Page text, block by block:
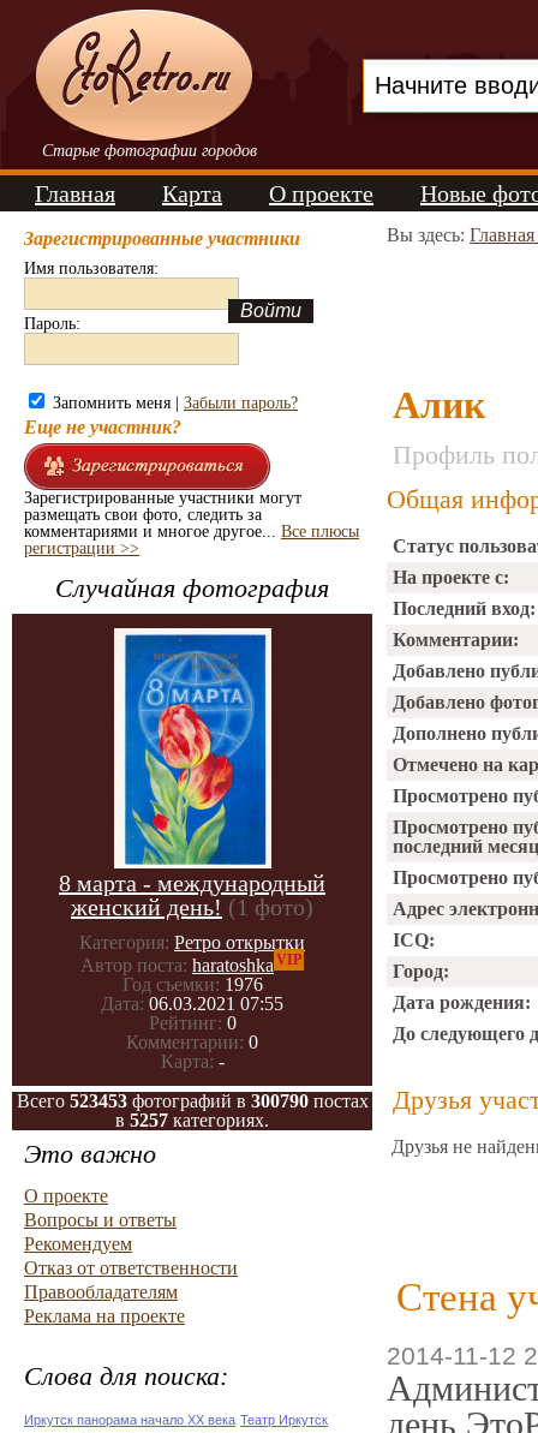
Старые фотографии городов
Главная Карта О проекте Новые
Зарегистрированные участники
Имя пользователя:
Пароль:
Запомнить меня | Забыли пароль?
Еще не участник?
Зарегистрированные участники могут
размещать свои фото, следить за
комментариями и многое другое... Все плюсы
регистрации >>
Случайная фотография
8 марта - международный
женский день! (1 фото)
Категория: Ретро открытки
Автор поста: haratoshka VIP
Год съемки: 1976
Дата: 06.03.2021 07:55
Рейтинг: 0
Комментарии: 0
Карта: -
Всего 523453фотографий в 300790постах
в 5257 категориях.
Это важно
О проекте
Вопросы и ответы
Рекомендуем
Отказ от ответственности
Правообладателям
Реклама на проекте
Слова для поиска:
Иркутск панорама начало ХХ века Театр Иркутск
Вы здесь:
Алик
Профиль
Общая
Статус
На проекте с:
Последний вход:
Комментарии:
Добавлено
Добавлено
Дополнено
Отмечено на
Просмотрено
Просмотрено
последний
Просмотрено
Адрес
ICQ:
Город:
Дата рождения:
До следующего
Друзья
Друзья не
Стена
2014-11-12
день